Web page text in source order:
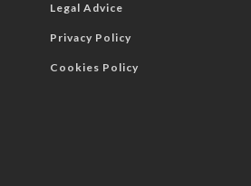
Legal Advice
Privacy Policy
Cookies Policy